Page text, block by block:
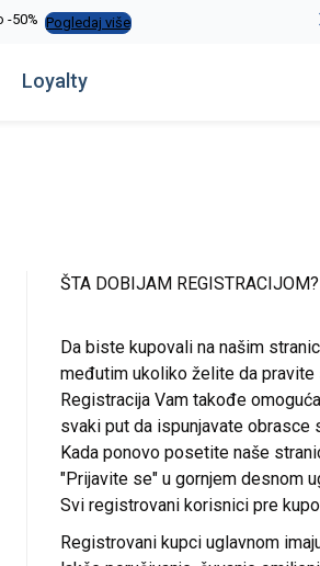
-50% Pogledaj više
Loyalty
ŠTA DOBIJAM REGISTRACIJOM?
Da biste kupovali na našim
međutim ukoliko želite da
Registracija Vam takođe
svaki put da ispunjavate obrasce
Kada ponovo posetite naše
"Prijavite se" u gornjem desnom
Svi registrovani korisnici pre
Registrovani kupci uglavnom